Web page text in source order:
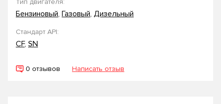
Тип двигателя:
Бензиновый, Газовый, Дизельный
Стандарт API:
CF, SN
0 отзывов Написать отзыв